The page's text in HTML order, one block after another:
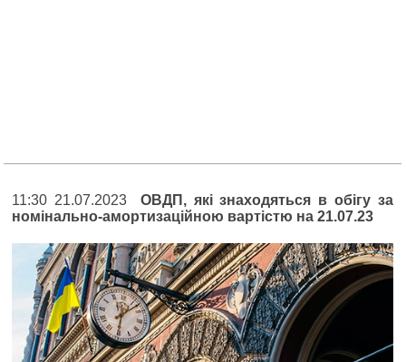
11:30 21.07.2023ОВДП, які знаходяться в обігу за
номінально-амортизаційною вартістю на 21.07.23